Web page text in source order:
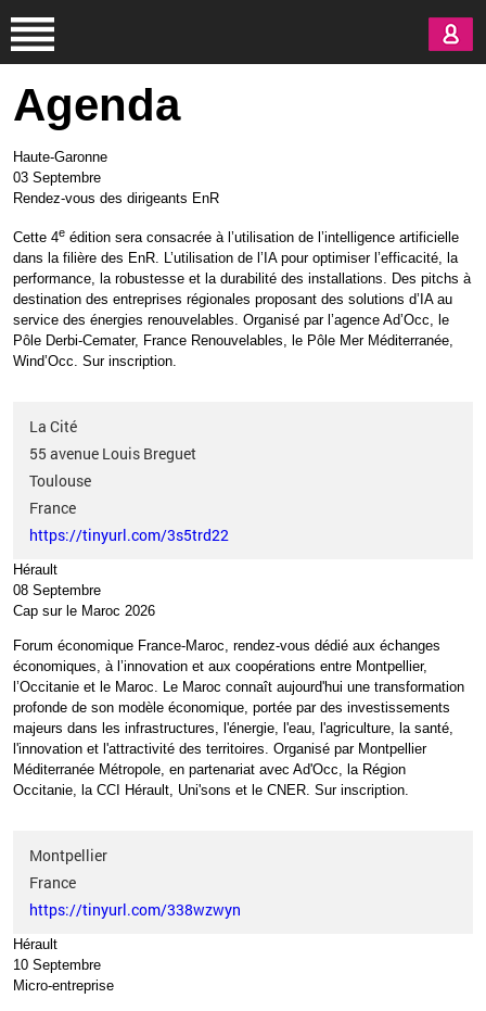
Agenda
Haute-Garonne
03 Septembre
Rendez-vous des dirigeants EnR
Cette 4e édition sera consacrée à l’utilisation de l’intelligence artificielle
dans la filière des EnR. L’utilisation de l’IA pour optimiser l’efficacité, la
performance, la robustesse et la durabilité des installations. Des pitchs à
destination des entreprises régionales proposant des solutions d’IA au
service des énergies renouvelables. Organisé par l’agence Ad’Occ, le
Pôle Derbi-Cemater, France Renouvelables, le Pôle Mer Méditerranée,
Wind’Occ. Sur inscription.
La Cité
55 avenue Louis Breguet
Toulouse
France
https://tinyurl.com/3s5trd22
Hérault
08 Septembre
Cap sur le Maroc 2026
Forum économique France-Maroc, rendez-vous dédié aux échanges
économiques, à l’innovation et aux coopérations entre Montpellier,
l’Occitanie et le Maroc. Le Maroc connaît aujourd'hui une transformation
profonde de son modèle économique, portée par des investissements
majeurs dans les infrastructures, l'énergie, l'eau, l'agriculture, la santé,
l'innovation et l'attractivité des territoires. Organisé par Montpellier
Méditerranée Métropole, en partenariat avec Ad'Occ, la Région
Occitanie, la CCI Hérault, Uni'sons et le CNER. Sur inscription.
Montpellier
France
https://tinyurl.com/338wzwyn
Hérault
10 Septembre
Micro-entreprise